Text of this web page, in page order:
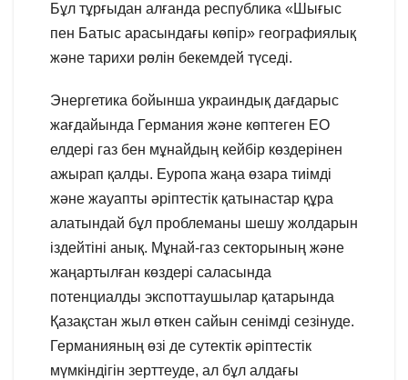
Бұл тұрғыдан алғанда республика «Шығыс
пен Батыс арасындағы көпір» географиялық
және тарихи рөлін бекемдей түседі.
Энергетика бойынша украиндық дағдарыс
жағдайында Германия және көптеген ЕО
елдері газ бен мұнайдың кейбір көздерінен
ажырап қалды. Еуропа жаңа өзара тиімді
және жауапты әріптестік қатынастар құра
алатындай бұл проблеманы шешу жолдарын
іздейтіні анық. Мұнай-газ секторының және
жаңартылған көздері саласында
потенциалды экспоттаушылар қатарында
Қазақстан жыл өткен сайын сенімді сезінуде.
Германияның өзі де сутектік әріптестік
мүмкіндігін зерттеуде, ал бұл алдағы